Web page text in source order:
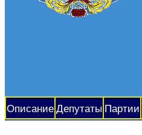
Описание Депутаты Партии